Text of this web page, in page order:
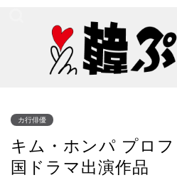
カ行俳優
キム・ホンパ プロ
国ドラマ出演作品